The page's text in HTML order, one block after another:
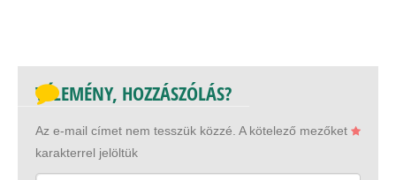
VÉLEMÉNY, HOZZÁSZÓLÁS?
Az e-mail címet nem tesszük közzé. A kötelező mezőket
karakterrel jelöltük